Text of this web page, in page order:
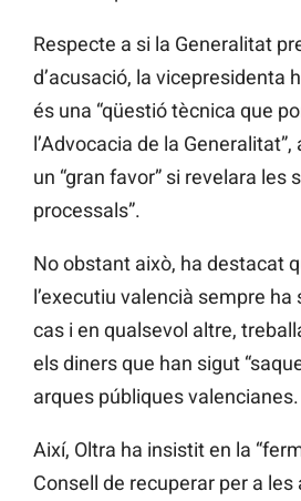
Respecte a si la Generalitat
d’acusació, la vicepresidenta
és una “qüestió tècnica que
l’Advocacia de la
un “gran favor” si revelara les
processals”.
No obstant això, ha destacat
l’executiu valencià sempre
cas i en qualsevol altre,
els diners que han sigut
arques públiques valencianes.
Així, Oltra ha insistit en la
Consell de recuperar per a